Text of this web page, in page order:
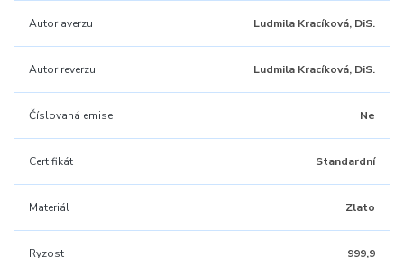
Autor averzu Ludmila Kracíková, DiS.
Autor reverzu Ludmila Kracíková, DiS.
Číslovaná emise Ne
Certifikát Standardní
Materiál Zlato
Ryzost 999,9